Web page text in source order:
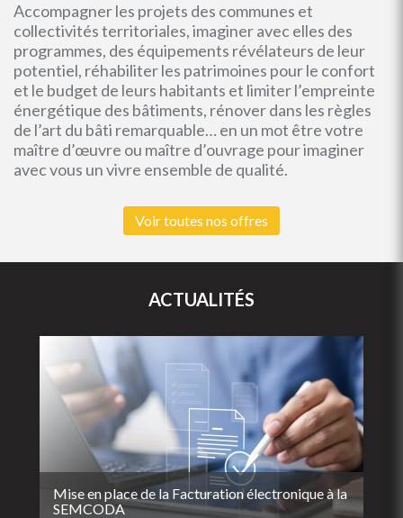
Accompagner les projets des communes et
collectivités territoriales, imaginer avec elles des
programmes, des équipements révélateurs de leur
potentiel, réhabiliter les patrimoines pour le confort
et le budget de leurs habitants et limiter l’empreinte
énergétique des bâtiments, rénover dans les règles
de l’art du bâti remarquable… en un mot être votre
maître d’œuvre ou maître d’ouvrage pour imaginer
avec vous un vivre ensemble de qualité.
Voir toutes nos offres
ACTUALITÉS
Mise en place de la Facturation électronique à la
SEMCODA